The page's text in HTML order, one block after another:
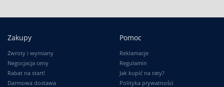
Zakupy
Zwroty i wymiany
Negocjacja ceny
Rabat na start!
Darmowa dostawa
Pomoc
Reklamacje
Regulamin
Jak kupić na raty?
Polityka prywatności